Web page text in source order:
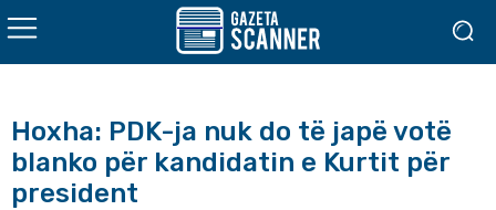
Hoxha: PDK-ja nuk do të japë votë
blanko për kandidatin e Kurtit për
president